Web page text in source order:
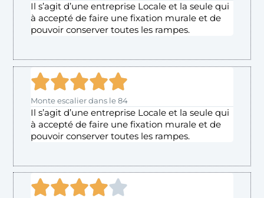
Il s’agit d’une entreprise Locale et la seule qui
à accepté de faire une fixation murale et de
pouvoir conserver toutes les rampes.

Monte escalier dans le 84
Il s’agit d’une entreprise Locale et la seule qui
à accepté de faire une fixation murale et de
pouvoir conserver toutes les rampes.
